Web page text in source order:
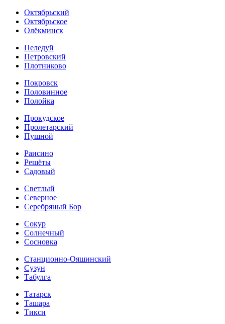
Октябрьский
Октябрьское
Олёкминск
Пеледуй
Петровский
Плотниково
Покровск
Половинное
Полойка
Прокудское
Пролетарский
Пушной
Раисино
Решёты
Садовый
Светлый
Северное
Серебряный Бор
Сокур
Солнечный
Сосновка
Станционно-Ояшинский
Сузун
Табулга
Татарск
Ташара
Тикси